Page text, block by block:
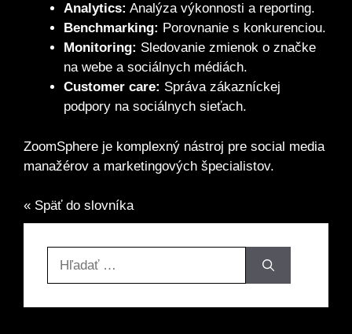
Analytics: Analýza výkonnosti a reporting.
Benchmarking: Porovnanie s konkurenciou.
Monitoring: Sledovanie zmienok o značke
na webe a sociálnych médiách.
Customer care: Správa zákazníckej
podpory na sociálnych sieťach.
ZoomSphere je komplexný nástroj pre social media
manažérov a marketingových špecialistov.
« Späť do slovníka